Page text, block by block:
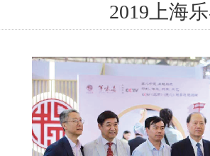
2019上海